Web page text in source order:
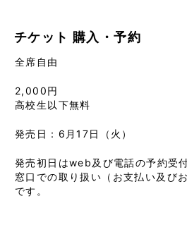
チケット 購入・予約
全席自由
2,000円
高校生以下無料
発売日：6月17日（火）
発売初日はweb及び電話の予約受
窓口での取り扱い（お支払い及び
です。